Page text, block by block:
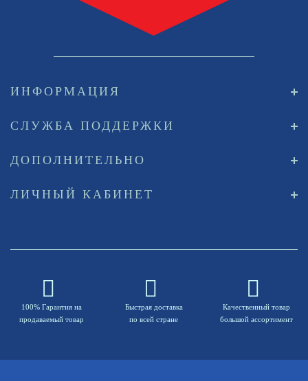
ИНФОРМАЦИЯ
СЛУЖБА ПОДДЕРЖКИ
ДОПОЛНИТЕЛЬНО
ЛИЧНЫЙ КАБИНЕТ
100% Гарантия на
продаваемый товар
Быстрая доставка
по всей стране
Качественный товар
большой ассортимент